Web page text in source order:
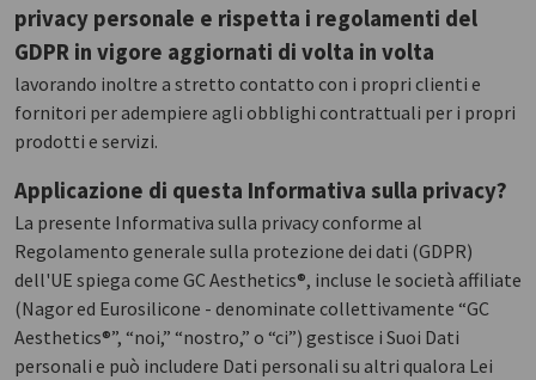
privacy personale e rispetta i regolamenti del
GDPR in vigore aggiornati di volta in volta
lavorando inoltre a stretto contatto con i propri clienti e
fornitori per adempiere agli obblighi contrattuali per i propri
prodotti e servizi.
Applicazione di questa Informativa sulla privacy?
La presente Informativa sulla privacy conforme al
Regolamento generale sulla protezione dei dati (GDPR)
dell'UE spiega come GC Aesthetics®, incluse le società affiliate
(Nagor ed Eurosilicone - denominate collettivamente “GC
Aesthetics®”, “noi,” “nostro,” o “ci”) gestisce i Suoi Dati
personali e può includere Dati personali su altri qualora Lei